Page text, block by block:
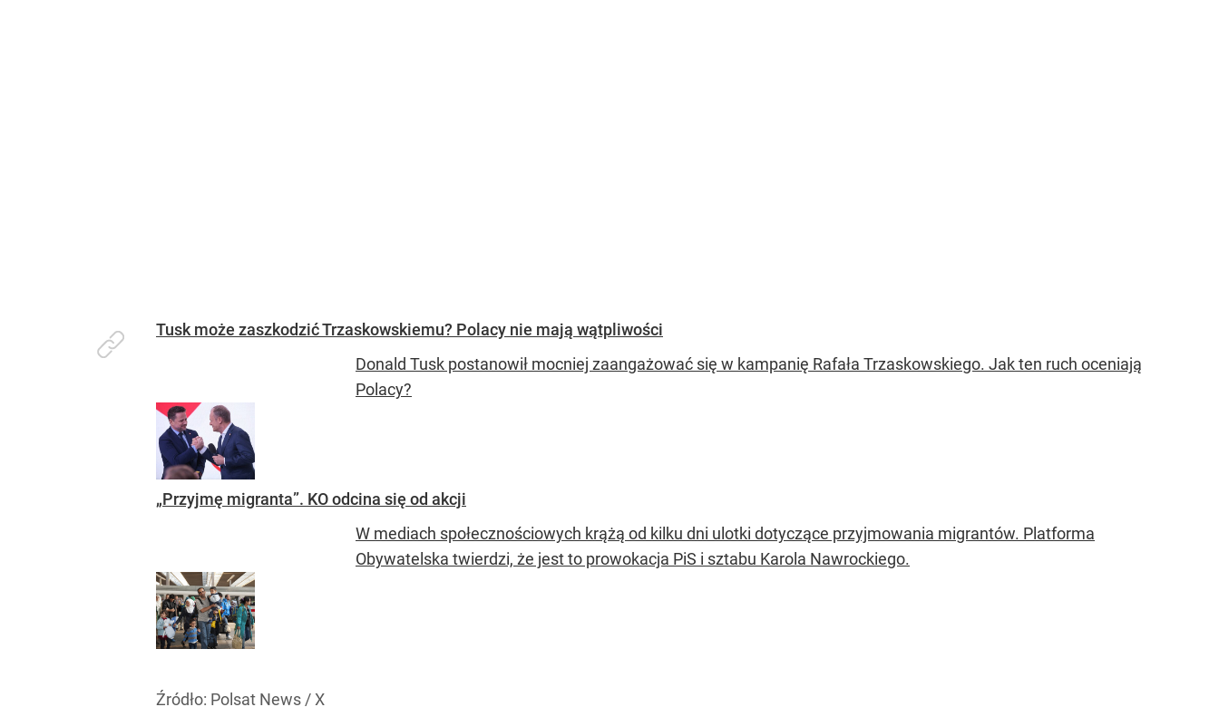
Tusk może zaszkodzić Trzaskowskiemu? Polacy nie mają wątpliwości
Donald Tusk postanowił mocniej zaangażować się w kampanię Rafała Trzaskowskiego. Jak ten ruch oceniają
Polacy?
„Przyjmę migranta”. KO odcina się od akcji
W mediach społecznościowych krążą od kilku dni ulotki dotyczące przyjmowania migrantów. Platforma
Obywatelska twierdzi, że jest to prowokacja PiS i sztabu Karola Nawrockiego.
Źródło: Polsat News / X